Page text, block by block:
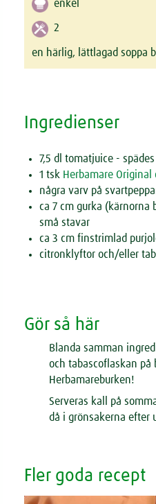
enkel
2
en härlig, lättlagad soppa
Ingredienser
7,5 dl tomatjuice -
1 tsk Herbamare Original
några varv på
ca 7 cm gurka (kärnorna
små stavar
ca 3 cm finstrimlad
citronklyftor och/eller
Gör så här
Blanda samman
och tabascoflaskan på
Herbamareburken!
Serveras kall på
då i grönsakerna efter
Fler goda recept